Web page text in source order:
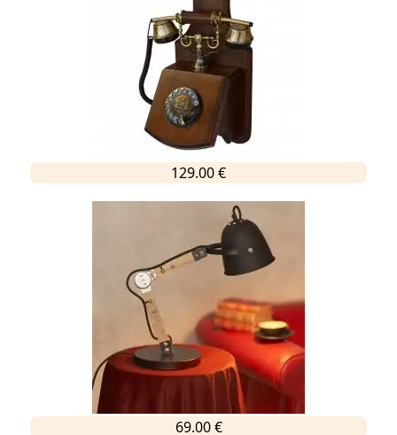
129.00 €
69.00 €